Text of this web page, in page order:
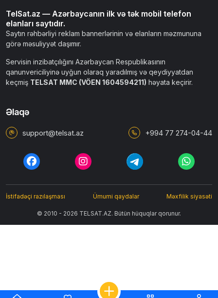
TelSat.az — Azərbaycanın ilk və tək mobil telefon
elanları saytıdır.
Saytın rəhbərliyi reklam bannerlərinin və elanların məzmununa
görə məsuliyyət daşımır.
Servisin inzibatçılığını Azərbaycan Respublikasının
qanunvericiliyinə uyğun olaraq yaradılmış və qeydiyyatdan
keçmiş TELSAT MMC (VÖEN 1604594211) həyata keçirir.
Əlaqə
support@telsat.az +994 77 274-04-44
© 2010 - 2026 TELSAT.AZ. Bütün hüquqlar qorunur.
İstifadəçi razılaşması Ümumi qaydalar Məxfilik siyasəti